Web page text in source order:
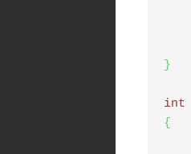
}
int
{